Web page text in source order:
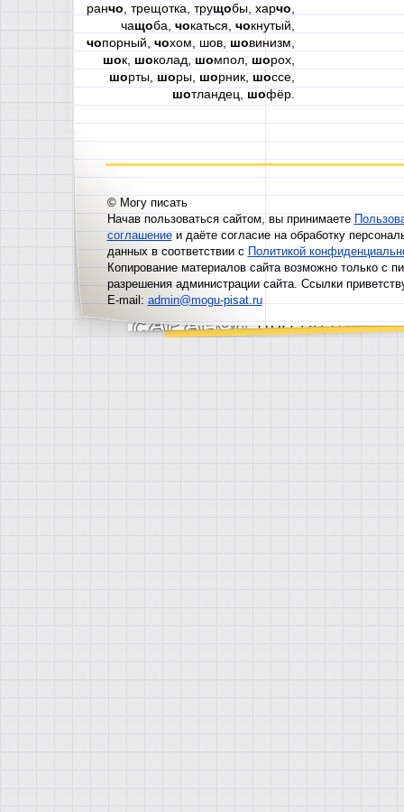
ранчо , трещотка, трущобы, харчо
чащоба, чокаться, чокнутый,
чопорный, чохом, шов, шовинизм,
шок, шоколад, шомпол, шорох,
шорты, шоры, шорник, шоссе,
шотландец, шофёр.
© Могу писать
Начав пользоваться сайтом, вы принимаете
соглашениеи даёте согласие на обработку
данных в соответствии сПолитикой
Копирование материалов сайта возможно только с
разрешения администрации сайта. Ссылки
E-mail:admin@mogu-pisat.ru